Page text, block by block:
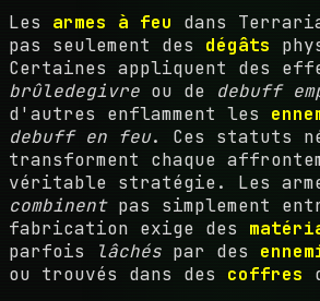
Les armes à feu dans
pas seulement des dégâts
Certaines appliquent des
brûledegivre ou de debuff
d'autres enflamment les
debuff en feu. Ces statuts
transforment chaque
véritable stratégie. Les
combinentpas simplement
fabrication exige des
parfois
lâchés par des
ou trouvés dans des coffres